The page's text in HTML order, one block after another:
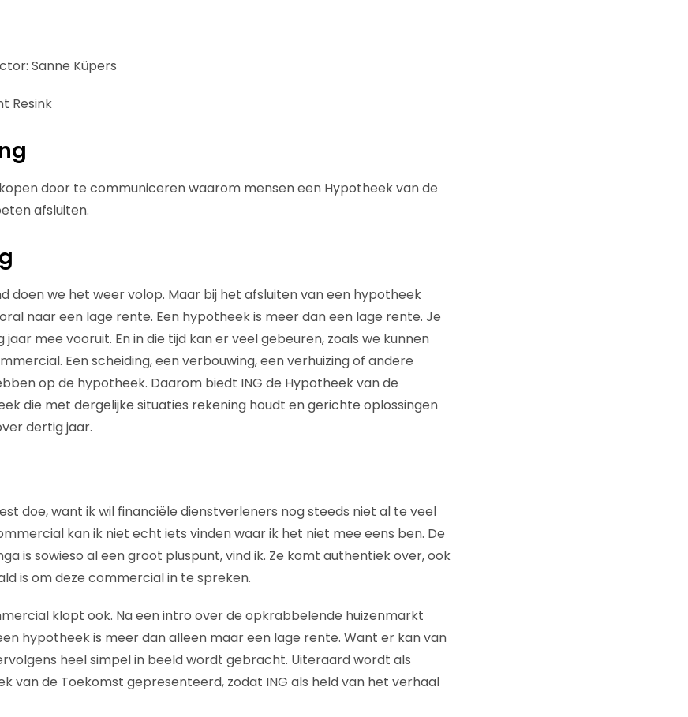
Sanne Küpers
Resink
door te communiceren waarom mensen een Hypotheek van de
afsluiten.
doen we het weer volop. Maar bij het afsluiten van een hypotheek
naar een lage rente. Een hypotheek is meer dan een lage rente. Je
mee vooruit. En in die tijd kan er veel gebeuren, zoals we kunnen
Een scheiding, een verbouwing, een verhuizing of andere
op de hypotheek. Daarom biedt ING de Hypotheek van de
die met dergelijke situaties rekening houdt en gerichte oplossingen
dertig jaar.
doe, want ik wil financiële dienstverleners nog steeds niet al te veel
kan ik niet echt iets vinden waar ik het niet mee eens ben. De
is sowieso al een groot pluspunt, vind ik. Ze komt authentiek over, ook
is om deze commercial in te spreken.
klopt ook. Na een intro over de opkrabbelende huizenmarkt
hypotheek is meer dan alleen maar een lage rente. Want er kan van
heel simpel in beeld wordt gebracht. Uiteraard wordt als
van de Toekomst gepresenteerd, zodat ING als held van het verhaal